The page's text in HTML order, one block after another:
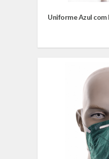
Uniforme Azul